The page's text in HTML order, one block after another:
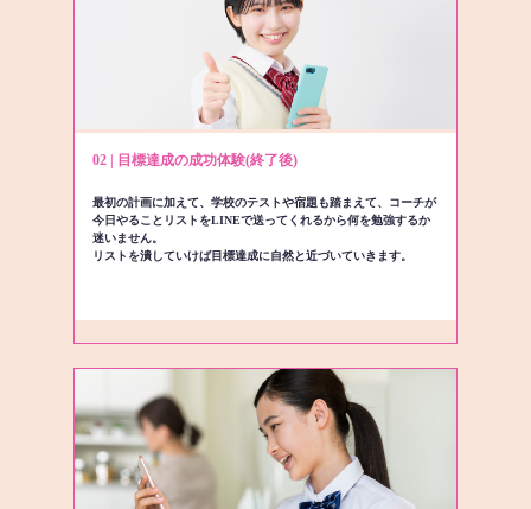
02 | 目標達成の成功体験(終了後)
最初の計画に加えて、学校のテストや宿題も踏まえて、コーチが
今日やることリストをLINEで送ってくれるから何を勉強するか
迷いません。
リストを潰していけば目標達成に自然と近づいていきます。